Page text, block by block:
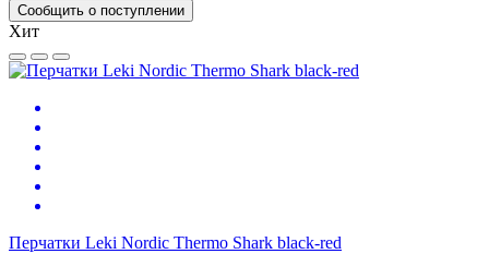
Сообщить о поступлении
Хит
Перчатки Leki Nordic Thermo Shark black-red